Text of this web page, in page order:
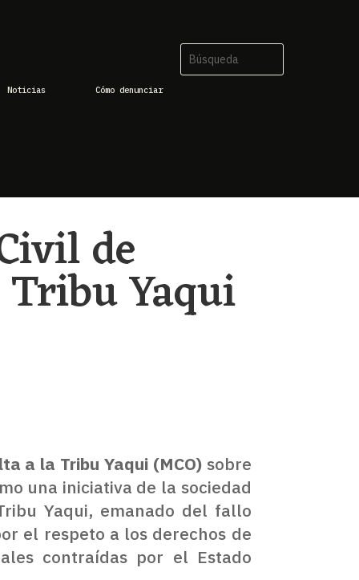
Noticias Cómo denunciar
de
Yaqui
a la Tribu Yaqui (MCO)sobre
una iniciativa de la sociedad
Yaqui, emanado del fallo
el respeto a los derechos de
contraídas por el Estado